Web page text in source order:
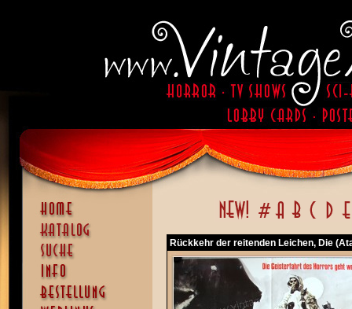
Rückkehr der reitenden Leichen, Die